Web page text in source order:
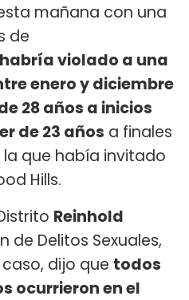
mañana con una
de
violado a una
enero y diciembre
28 años a inicios
de 23 años a finales
que había invitado
Hills.
Reinhold
de Delitos Sexuales,
dijo que todos
ocurrieron en el